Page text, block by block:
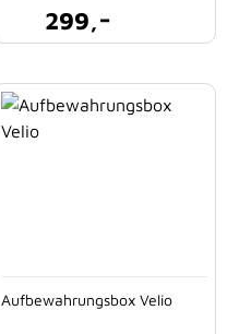
299,-
Aufbewahrungsbox Velio